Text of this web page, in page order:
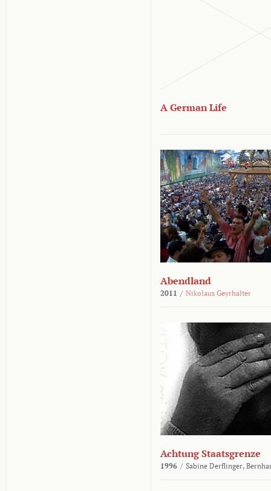
A German Life
Abendland
2011 / Nikolaus Geyrhalter
Achtung Staatsgrenze
1996 / Sabine Derflinger,